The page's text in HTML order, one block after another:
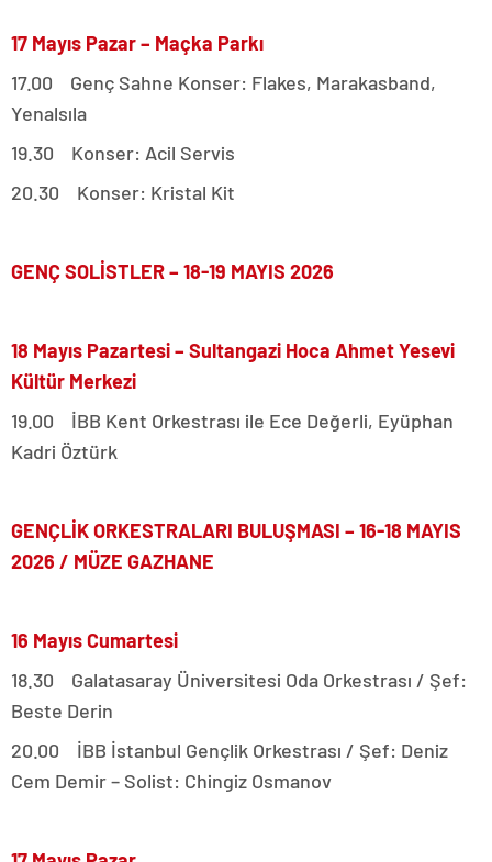
17 Mayıs Pazar – Maçka Parkı
17.00 Genç Sahne Konser: Flakes, Marakasband,
Yenalsıla
19.30 Konser: Acil Servis
20.30 Konser: Kristal Kit
GENÇ SOLİSTLER – 18-19 MAYIS 2026
18 Mayıs Pazartesi – Sultangazi Hoca Ahmet Yesevi
Kültür Merkezi
19.00 İBB Kent Orkestrası ile Ece Değerli, Eyüphan
Kadri Öztürk
GENÇLİK ORKESTRALARI BULUŞMASI – 16-18 MAYIS
2026 / MÜZE GAZHANE
16 Mayıs Cumartesi
18.30 Galatasaray Üniversitesi Oda Orkestrası / Şef:
Beste Derin
20.00 İBB İstanbul Gençlik Orkestrası / Şef: Deniz
Cem Demir – Solist: Chingiz Osmanov